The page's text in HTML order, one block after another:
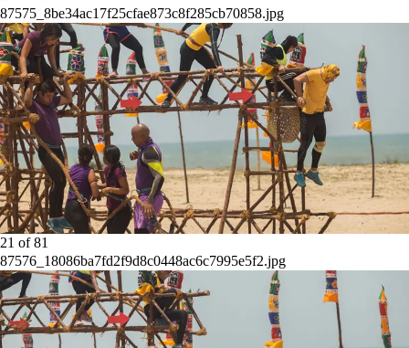
87575_8be34ac17f25cfae873c8f285cb70858.jpg
21 of81
87576_18086ba7fd2f9d8c0448ac6c7995e5f2.jpg